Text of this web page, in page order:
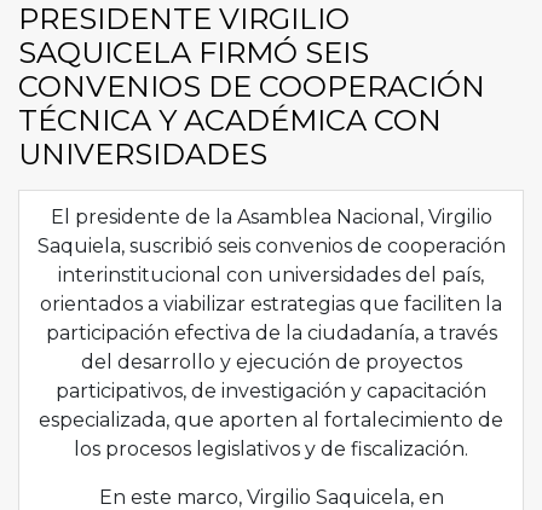
PRESIDENTE VIRGILIO
SAQUICELA FIRMÓ SEIS
CONVENIOS DE COOPERACIÓN
TÉCNICA Y ACADÉMICA CON
UNIVERSIDADES
El presidente de la Asamblea Nacional, Virgilio
Saquiela, suscribió seis convenios de cooperación
interinstitucional con universidades del país,
orientados a viabilizar estrategias que faciliten la
participación efectiva de la ciudadanía, a través
del desarrollo y ejecución de proyectos
participativos, de investigación y capacitación
especializada, que aporten al fortalecimiento de
los procesos legislativos y de fiscalización.
En este marco, Virgilio Saquicela, en